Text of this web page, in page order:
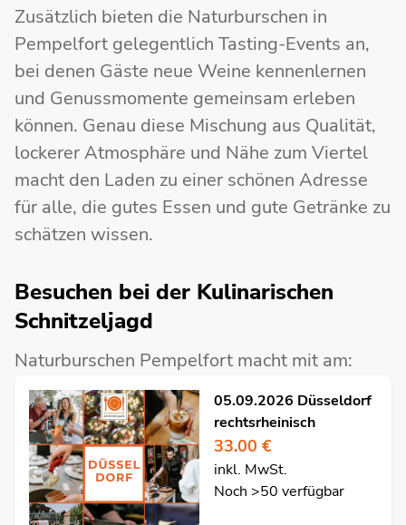
Zusätzlich bieten die Naturburschen in
Pempelfort gelegentlich Tasting-Events an,
bei denen Gäste neue Weine kennenlernen
und Genussmomente gemeinsam erleben
können. Genau diese Mischung aus Qualität,
lockerer Atmosphäre und Nähe zum Viertel
macht den Laden zu einer schönen Adresse
für alle, die gutes Essen und gute Getränke zu
schätzen wissen.
Besuchen bei der Kulinarischen
Schnitzeljagd
Naturburschen Pempelfort macht mit am:
05.09.2026 Düsseldorf
rechtsrheinisch
33.00 €
inkl. MwSt.
Noch >50 verfügbar